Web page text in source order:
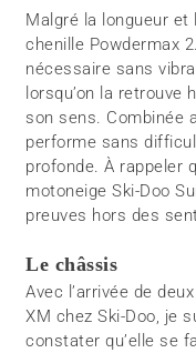
Malgré la longueur
chenille Powdermax
nécessaire sans
lorsqu’on la retrouve
son sens. Combinée
performe sans
profonde. À rappeler
motoneige Ski-Doo
preuves hors des
Le châssis
Avec l’arrivée de
XM chez Ski-Doo, je
constater qu’elle se